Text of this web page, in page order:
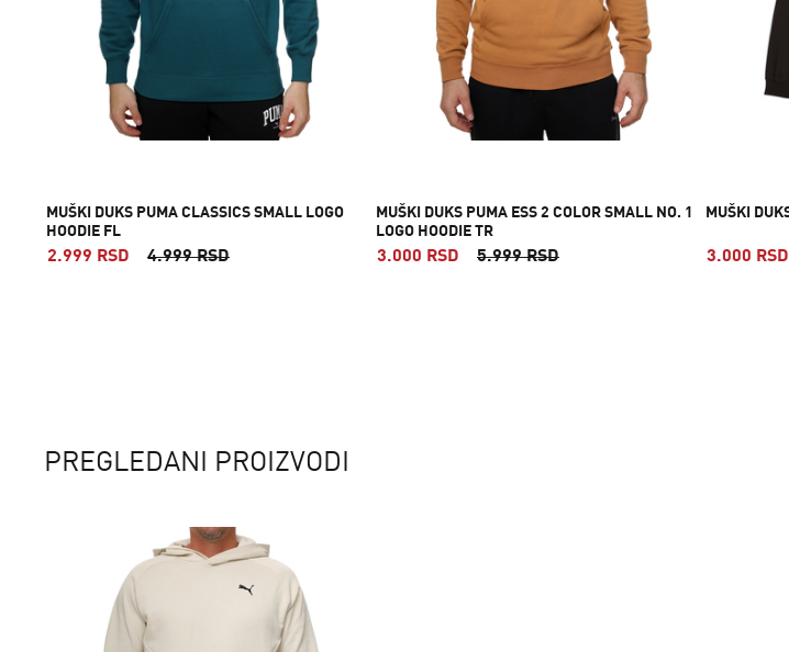
MUŠKI DUKS PUMA CLASSICS SMALL LOGO
HOODIE FL
2.999 RSD 4.999 RSD
MUŠKI DUKS PUMA ESS 2 COLOR SMALL NO. 1
LOGO HOODIE TR
3.000 RSD 5.999 RSD
MUŠKI
3.000 RSD
PREGLEDANI PROIZVODI